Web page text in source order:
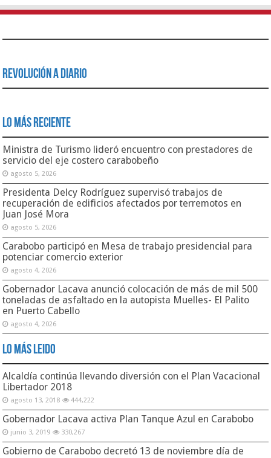
Revolución a Diario
Lo Más Reciente
Ministra de Turismo lideró encuentro con prestadores de
servicio del eje costero carabobeño
agosto 5, 2026
Presidenta Delcy Rodríguez supervisó trabajos de
recuperación de edificios afectados por terremotos en
Juan José Mora
agosto 5, 2026
Carabobo participó en Mesa de trabajo presidencial para
potenciar comercio exterior
agosto 4, 2026
Gobernador Lacava anunció colocación de más de mil 500
toneladas de asfaltado en la autopista Muelles- El Palito
en Puerto Cabello
agosto 4, 2026
Lo Más Leido
Alcaldía continúa llevando diversión con el Plan Vacacional
Libertador 2018
agosto 13, 2018 444,222
Gobernador Lacava activa Plan Tanque Azul en Carabobo
junio 3, 2019 330,267
Gobierno de Carabobo decretó 13 de noviembre día de